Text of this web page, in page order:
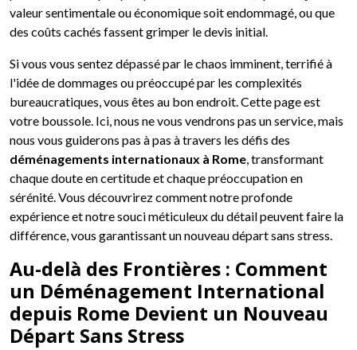
valeur sentimentale ou économique soit endommagé, ou que
des coûts cachés fassent grimper le devis initial.
Si vous vous sentez dépassé par le chaos imminent, terrifié à
l'idée de dommages ou préoccupé par les complexités
bureaucratiques, vous êtes au bon endroit. Cette page est
votre boussole. Ici, nous ne vous vendrons pas un service, mais
nous vous guiderons pas à pas à travers les défis des
déménagements internationaux à Rome, transformant
chaque doute en certitude et chaque préoccupation en
sérénité. Vous découvrirez comment notre profonde
expérience et notre souci méticuleux du détail peuvent faire la
différence, vous garantissant un nouveau départ sans stress.
Au-delà des Frontières : Comment
un Déménagement International
depuis Rome Devient un Nouveau
Départ Sans Stress